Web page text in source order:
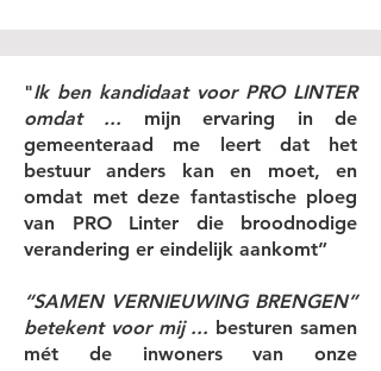
​"Ik ben kandidaat voor PRO LINTER
omdat ... mijn ervaring in de
gemeenteraad me leert dat het
bestuur anders kan en moet, en
omdat met deze fantastische ploeg
van PRO Linter die broodnodige
verandering er eindelijk aankomt”
“SAMEN VERNIEUWING BRENGEN”
betekent voor mij ... besturen samen
mét de inwoners van onze